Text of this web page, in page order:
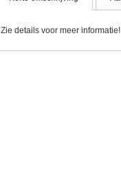
Zie details voor meer informatie!